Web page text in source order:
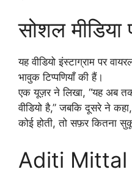
सोशल मीडिया
यह वीडियो इंस्टाग्राम पर
भावुक टिप्पणियाँ की हैं।
एक यूज़र ने लिखा, “यह अब
वीडियो है,” जबकि दूसरे ने
कोई होती, तो सफ़र कितना
Aditi Mittal